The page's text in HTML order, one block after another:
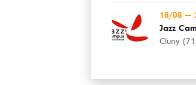
18/08 —
Cluny